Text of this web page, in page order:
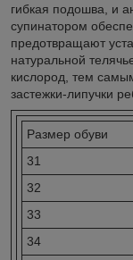
гибкая подошва, и
супинатором
предотвращают
натуральной
кислород, тем
застежки-липучки
Размер обуви
31
32
33
34